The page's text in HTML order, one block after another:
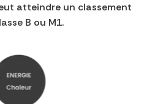
atteindre un classement
B ou M1.